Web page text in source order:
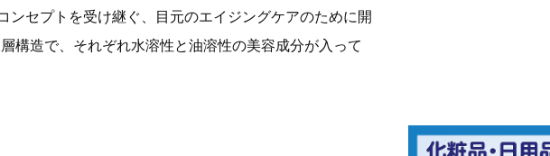
ンセプトを受け継ぐ、目元のエイジングケアのために開
構造で、それぞれ水溶性と油溶性の美容成分が入って